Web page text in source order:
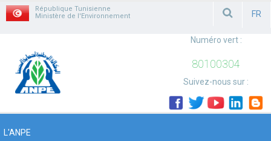
République Tunisienne
Ministère de l'Environnement
FR
Numéro vert :
80100304
Suivez-nous sur :
L'ANPE